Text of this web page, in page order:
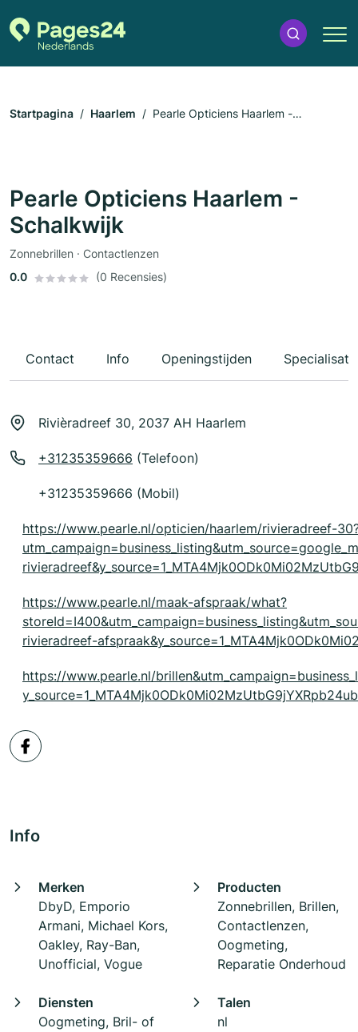
Startpagina Haarlem
Pearle Opticiens Haarlem -
Pearle Opticiens Haarlem -
Schalkwijk
Zonnebrillen · Contactlenzen
0.0
(0 Recensies)
Contact Info Openingstijden
Rivièradreef 30, 2037 AH Haarlem
+31235359666 (Telefoon)
+31235359666 (Mobil)
https://www.pearle.nl/opticien/haarlem/rivieradreef-
https://www.pearle.nl/maak-afspraak/what?
rivieradreef-
https://www.pearle.nl/
Info
Merken
DbyD, Emporio
Armani, Michael Kors,
Oakley, Ray-Ban,
Unofficial, Vogue
Producten
Zonnebrillen, Brillen,
Contactlenzen,
Oogmeting,
Reparatie Onderhoud
Diensten
Oogmeting, Bril- of
Talen
nl